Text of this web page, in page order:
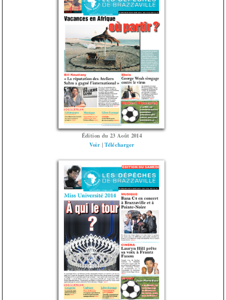
Édition du 23 Août 2014
Voir |Télécharger